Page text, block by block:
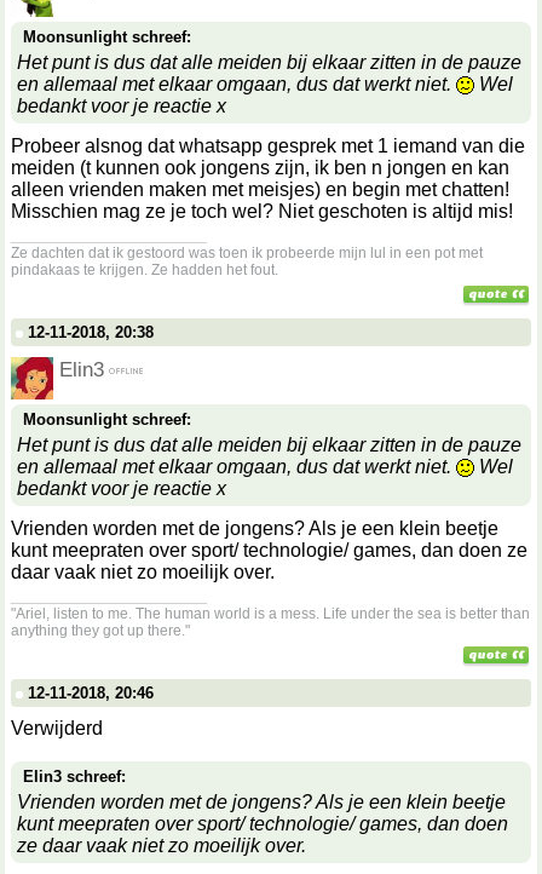
Moonsunlight schreef:
Het punt is dus dat alle meiden bij elkaar zitten in de pauze
en allemaal met elkaar omgaan, dus dat werkt niet.
Wel
bedankt voor je reactie x
Probeer alsnog dat whatsapp gesprek met 1 iemand van die
meiden (t kunnen ook jongens zijn, ik ben n jongen en kan
alleen vrienden maken met meisjes) en begin met chatten!
Misschien mag ze je toch wel? Niet geschoten is altijd mis!
Ze dachten dat ik gestoord was toen ik probeerde mijn lul in een pot met
pindakaas te krijgen. Ze hadden het fout.
12-11-2018, 20:38
Elin3
Moonsunlight schreef:
Het punt is dus dat alle meiden bij elkaar zitten in de pauze
en allemaal met elkaar omgaan, dus dat werkt niet.
Wel
bedankt voor je reactie x
Vrienden worden met de jongens? Als je een klein beetje
kunt meepraten over sport/ technologie/ games, dan doen ze
daar vaak niet zo moeilijk over.
"Ariel, listen to me. The human world is a mess. Life under the sea is better than
anything they got up there."
12-11-2018, 20:46
Verwijderd
Elin3 schreef:
Vrienden worden met de jongens? Als je een klein beetje
kunt meepraten over sport/ technologie/ games, dan doen
ze daar vaak niet zo moeilijk over.